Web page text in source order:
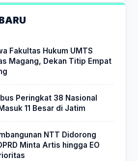
Fakultas Hukum UMTS
Magang, Dekan Titip Empat
Peringkat 38 Nasional
11 Besar di Jatim
NTT Didorong
Minta Artis hingga EO